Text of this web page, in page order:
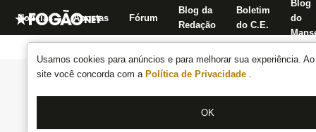
Usamos cookies para anúncios e para melhorar sua experiência.
site você concorda com a Política de Privacidade .
OK
Notícias Apostas Fórum
Blog da
Redação
Boletim
do C.E.
Blog
do